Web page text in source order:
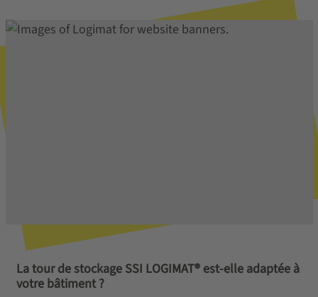
La tour de stockage SSI LOGIMAT® est-elle adaptée à
votre bâtiment ?